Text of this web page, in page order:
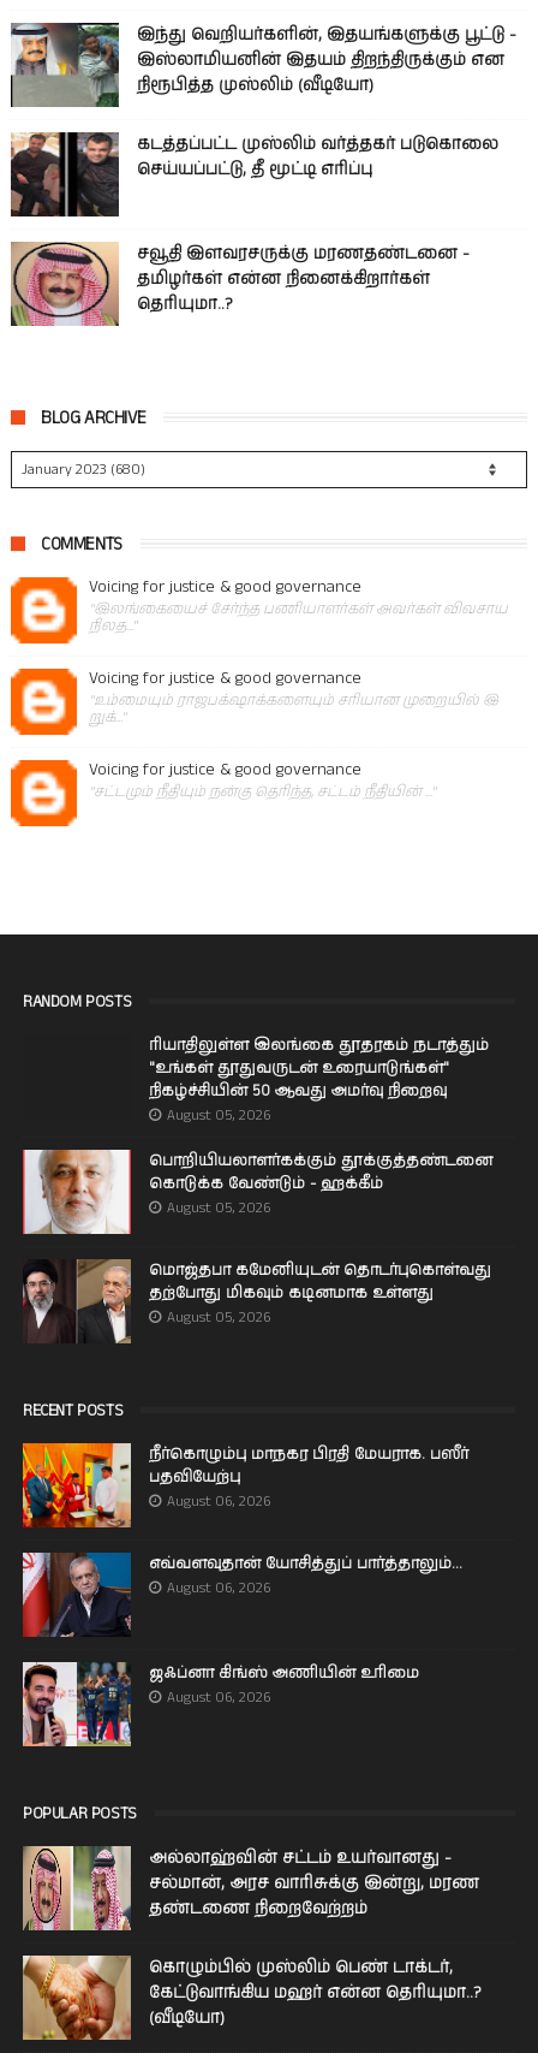
இந்து வெறியர்களின், இதயங்களுக்கு பூட்டு -
இஸ்லாமியனின் இதயம் திறந்திருக்கும் என
நிரூபித்த முஸ்லிம் (வீடியோ)
கடத்தப்பட்ட முஸ்லிம் வர்த்தகர் படுகொலை
செய்யப்பட்டு, தீ மூட்டி எரிப்பு
சவூதி இளவரசருக்கு மரணதண்டனை -
தமிழர்கள் என்ன நினைக்கிறார்கள்
தெரியுமா..?
BLOG ARCHIVE
COMMENTS
Voicing for justice & good governance
"இலங்கையைச் சேர்ந்த பணியாளர்கள் அவர்கள் விவசாய
நிலத..."
Voicing for justice & good governance
"உம்மையும் ராஜபக்‌ஷாக்களையும் சரியான முறையில் இ
றுக்..."
Voicing for justice & good governance
"சட்டமும் நீதியும் நன்கு தெரிந்த, சட்டம் நீதியின் ..."
RANDOM POSTS
ரியாதிலுள்ள இலங்கை தூதரகம் நடாத்தும்
"உங்கள் தூதுவருடன் உரையாடுங்கள்"
நிகழ்ச்சியின் 50 ஆவது அமர்வு நிறைவு
August 05, 2026
பொறியியலாளர்கக்கும் தூக்குத்தண்டனை
கொடுக்க வேண்டும் - ஹக்கீம்
August 05, 2026
மொஜ்தபா கமேனியுடன் தொடர்புகொள்வது
தற்போது மிகவும் கடினமாக உள்ளது
August 05, 2026
RECENT POSTS
நீர்கொழும்பு மாநகர பிரதி மேயராக. பஸீர்
பதவியேற்பு
August 06, 2026
எவ்வளவுதான் யோசித்துப் பார்த்தாலும்...
August 06, 2026
ஜஃப்னா கிங்ஸ் அணியின் உரிமை
August 06, 2026
POPULAR POSTS
அல்லாஹ்வின் சட்டம் உயர்வானது -
சல்மான், அரச வாரிசுக்கு இன்று, மரண
தண்டணை நிறைவேற்றம்
கொழும்பில் முஸ்லிம் பெண் டாக்டர்,
கேட்டுவாங்கிய மஹர் என்ன தெரியுமா..?
(வீடியோ)